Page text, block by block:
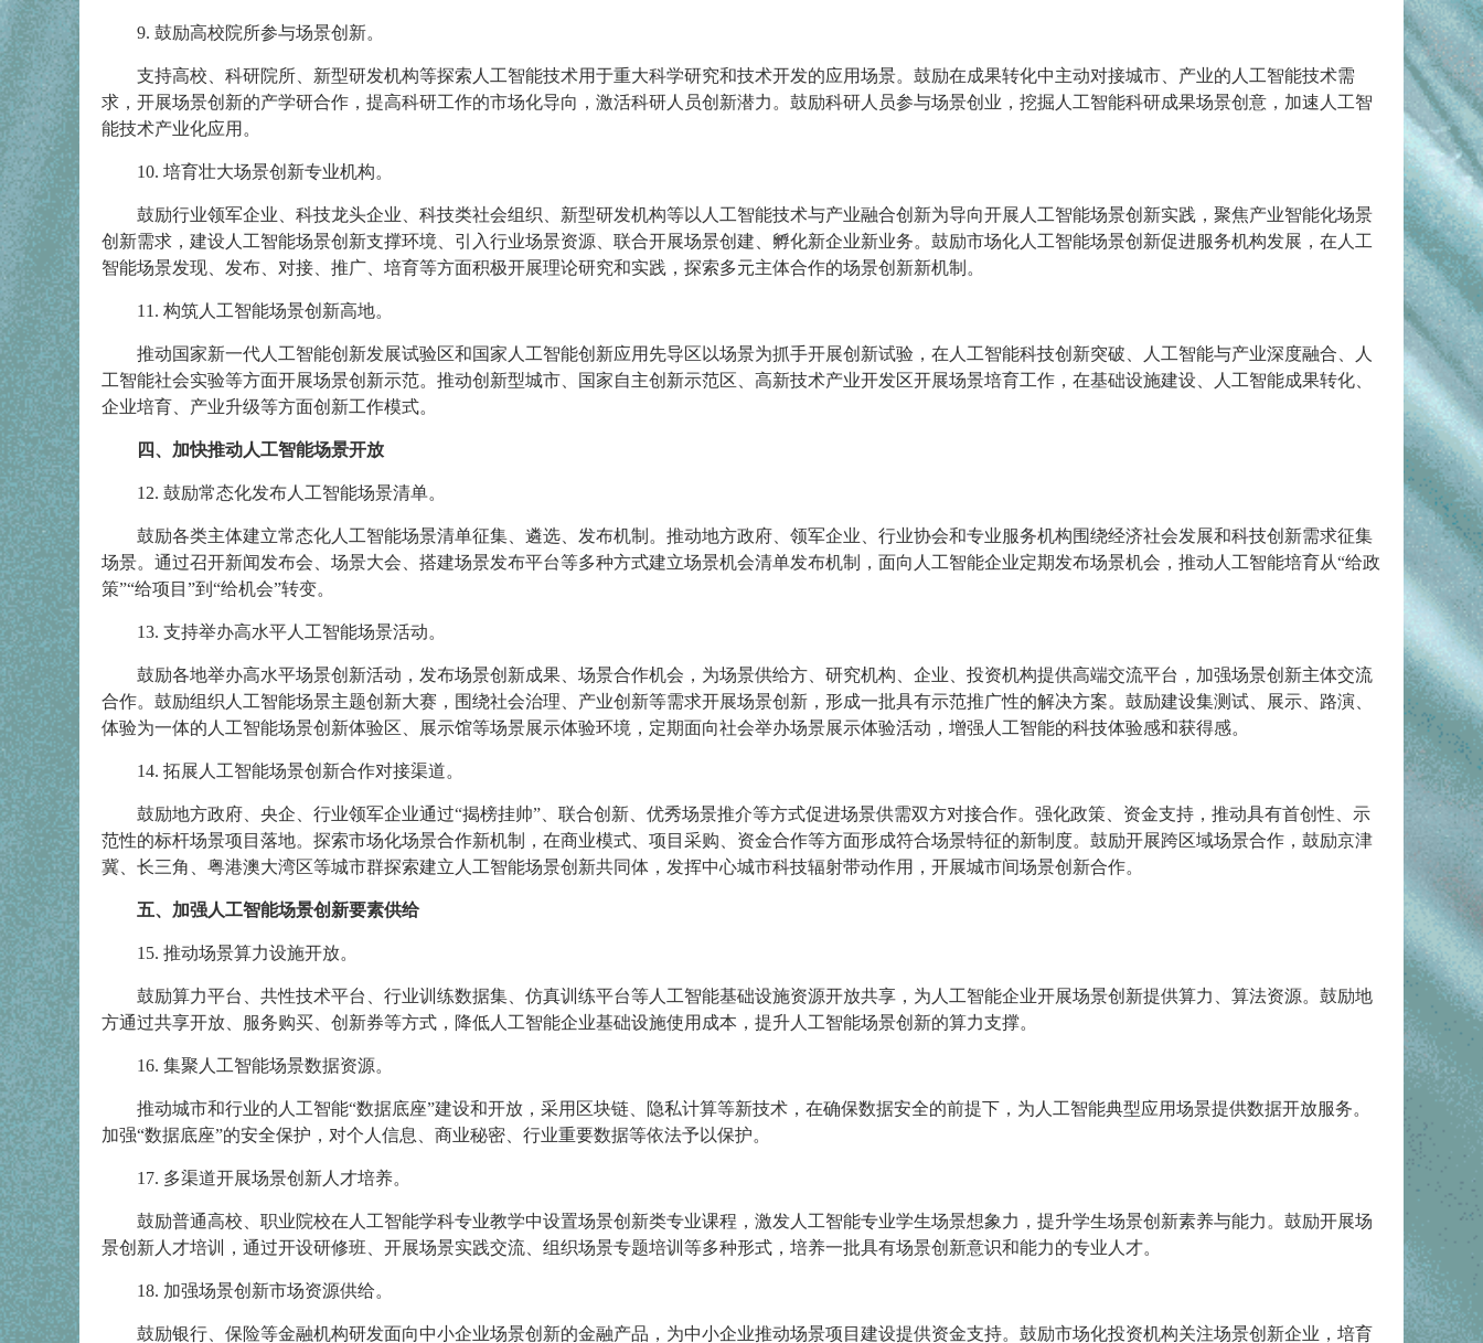
9. 鼓励高校院所参与场景创新。
支持高校、科研院所、新型研发机构等探索人工智能技术用于重大科学研究和技术开发的应用场景。鼓励在成果转化中主动对接城市、产业的人工智能技术需
求，开展场景创新的产学研合作，提高科研工作的市场化导向，激活科研人员创新潜力。鼓励科研人员参与场景创业，挖掘人工智能科研成果场景创意，加速人工智
能技术产业化应用。
10. 培育壮大场景创新专业机构。
鼓励行业领军企业、科技龙头企业、科技类社会组织、新型研发机构等以人工智能技术与产业融合创新为导向开展人工智能场景创新实践，聚焦产业智能化场景
创新需求，建设人工智能场景创新支撑环境、引入行业场景资源、联合开展场景创建、孵化新企业新业务。鼓励市场化人工智能场景创新促进服务机构发展，在人工
智能场景发现、发布、对接、推广、培育等方面积极开展理论研究和实践，探索多元主体合作的场景创新新机制。
11. 构筑人工智能场景创新高地。
推动国家新一代人工智能创新发展试验区和国家人工智能创新应用先导区以场景为抓手开展创新试验，在人工智能科技创新突破、人工智能与产业深度融合、人
工智能社会实验等方面开展场景创新示范。推动创新型城市、国家自主创新示范区、高新技术产业开发区开展场景培育工作，在基础设施建设、人工智能成果转化、
企业培育、产业升级等方面创新工作模式。
四、加快推动人工智能场景开放
12. 鼓励常态化发布人工智能场景清单。
鼓励各类主体建立常态化人工智能场景清单征集、遴选、发布机制。推动地方政府、领军企业、行业协会和专业服务机构围绕经济社会发展和科技创新需求征集
场景。通过召开新闻发布会、场景大会、搭建场景发布平台等多种方式建立场景机会清单发布机制，面向人工智能企业定期发布场景机会，推动人工智能培育从“给政
策”“给项目”到“给机会”转变。
13. 支持举办高水平人工智能场景活动。
鼓励各地举办高水平场景创新活动，发布场景创新成果、场景合作机会，为场景供给方、研究机构、企业、投资机构提供高端交流平台，加强场景创新主体交流
合作。鼓励组织人工智能场景主题创新大赛，围绕社会治理、产业创新等需求开展场景创新，形成一批具有示范推广性的解决方案。鼓励建设集测试、展示、路演、
体验为一体的人工智能场景创新体验区、展示馆等场景展示体验环境，定期面向社会举办场景展示体验活动，增强人工智能的科技体验感和获得感。
14. 拓展人工智能场景创新合作对接渠道。
鼓励地方政府、央企、行业领军企业通过“揭榜挂帅”、联合创新、优秀场景推介等方式促进场景供需双方对接合作。强化政策、资金支持，推动具有首创性、示
范性的标杆场景项目落地。探索市场化场景合作新机制，在商业模式、项目采购、资金合作等方面形成符合场景特征的新制度。鼓励开展跨区域场景合作，鼓励京津
冀、长三角、粤港澳大湾区等城市群探索建立人工智能场景创新共同体，发挥中心城市科技辐射带动作用，开展城市间场景创新合作。
五、加强人工智能场景创新要素供给
15. 推动场景算力设施开放。
鼓励算力平台、共性技术平台、行业训练数据集、仿真训练平台等人工智能基础设施资源开放共享，为人工智能企业开展场景创新提供算力、算法资源。鼓励地
方通过共享开放、服务购买、创新券等方式，降低人工智能企业基础设施使用成本，提升人工智能场景创新的算力支撑。
16. 集聚人工智能场景数据资源。
推动城市和行业的人工智能“数据底座”建设和开放，采用区块链、隐私计算等新技术，在确保数据安全的前提下，为人工智能典型应用场景提供数据开放服务。
加强“数据底座”的安全保护，对个人信息、商业秘密、行业重要数据等依法予以保护。
17. 多渠道开展场景创新人才培养。
鼓励普通高校、职业院校在人工智能学科专业教学中设置场景创新类专业课程，激发人工智能专业学生场景想象力，提升学生场景创新素养与能力。鼓励开展场
景创新人才培训，通过开设研修班、开展场景实践交流、组织场景专题培训等多种形式，培养一批具有场景创新意识和能力的专业人才。
18. 加强场景创新市场资源供给。
鼓励银行、保险等金融机构研发面向中小企业场景创新的金融产品，为中小企业推动场景项目建设提供资金支持。鼓励市场化投资机构关注场景创新企业，培育